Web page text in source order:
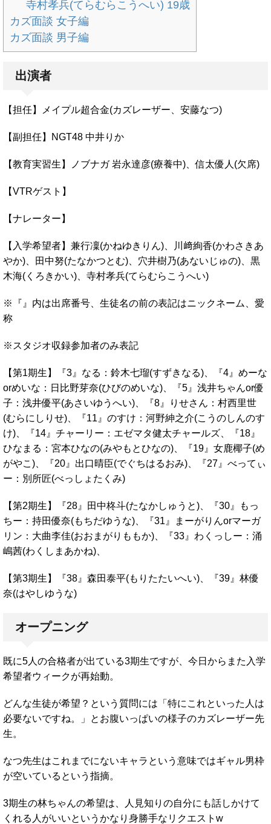
寺村孝兵(てらむらこうへい) 19歳
カズ面談 女子編
カズ面談 男子編
出演者
【担任】メイプル超合金(カズレーザー、安藤なつ)
【副担任】NGT48 中井りか
【教育実習生】ノブナガ 岩永達彦(療養中)、信太優人(欠席)
【VTRゲスト】
【ナレーター】
【入学希望者】兼行凜(かねゆきりん)、川﨑絢香(かわさきあ
やか)、田中努(たなかつとむ)、穴井樹乃(あないじゅの)、黒
木海(くろきかい)、寺村孝兵(てらむらこうへい)
※『』内は出席番号、生徒名の前の表記はニックネーム、愛
称
※スタジオ収録参加者のみ表記
【第1期生】『3』なる：鈴木七瑠(すずきなる)、『4』めーな
orめいな：日比野芽奈(ひびのめいな)、『5』浅井ちゃんor優
子：浅井優平(あさいゆうへい)、『8』りせさん：村西里世
(むらにしりせ)、『11』のすけ：河野紳之介(こうのしんのす
け)、『14』チャーリー：エゼマタ健太チャールズ、『18』
ひなまる：宮本ひなの(みやもとひなの)、『19』女鹿椰子(め
がやこ)、『20』出口晴臣(でぐちはるおみ)、『27』べってぃ
ー：別所匠(べっしょたくみ)
【第2期生】『28』田中柊斗(たなかしゅうと)、『30』もっ
ちー：持田優奈(もちだゆうな)、『31』まーがりんorマーガ
リン：大曲李佳(おおまがりももか)、『33』わくっしー：涌
嶋茜(わくしまあかね)、
【第3期生】『38』森田泰平(もりたたいへい)、『39』林優
奈(はやしゆうな)
オープニング
既に5人の合格者が出ている3期生ですが、今日からまた入学
希望者ウィークが再始動。
どんな生徒が希望？という質問には「特にこれといった人は
必要ないですね。」とお腹いっぱいの様子のカズレーザー先
生。
なつ先生はこれまでにないキャラという意味ではギャル男枠
が空いているという指摘。
3期生の林ちゃんの希望は、人見知りの自分にも話しかけて
くれる人がいいというかなり身勝手なリクエストw